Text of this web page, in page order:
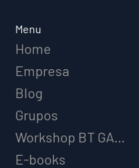
Menu
Home
Empresa
Blog
Grupos
Workshop BT GAME AI
E-books